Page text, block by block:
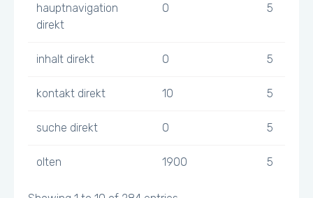
hauptnavigation
direkt
0 5
inhalt direkt 0 5
kontakt direkt 10 5
suche direkt 0 5
olten 1900 5